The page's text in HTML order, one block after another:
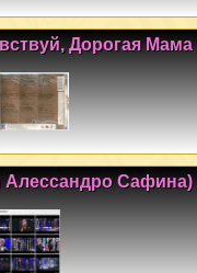
Дорогая Мама
Алессандро Сафина)